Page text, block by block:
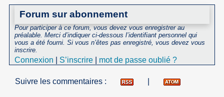
Forum sur abonnement
Pour participer à ce forum, vous devez vous enregistrer au
préalable. Merci d’indiquer ci-dessous l’identifiant personnel qui
vous a été fourni. Si vous n’êtes pas enregistré, vous devez vous
inscrire.
Connexion S’inscrire mot de passe oublié ?
Suivre les commentaires :